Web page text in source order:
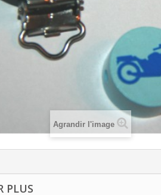
Agrandir l'image
PLUS